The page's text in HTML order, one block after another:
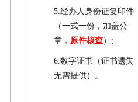
5.经办人身份证复印件
（一式一份，加盖公
章， 原件核查）;
6.数字证书（证书遗失
无需提供）。